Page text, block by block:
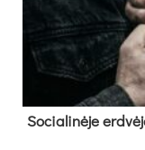
So­cia­li­nė­je